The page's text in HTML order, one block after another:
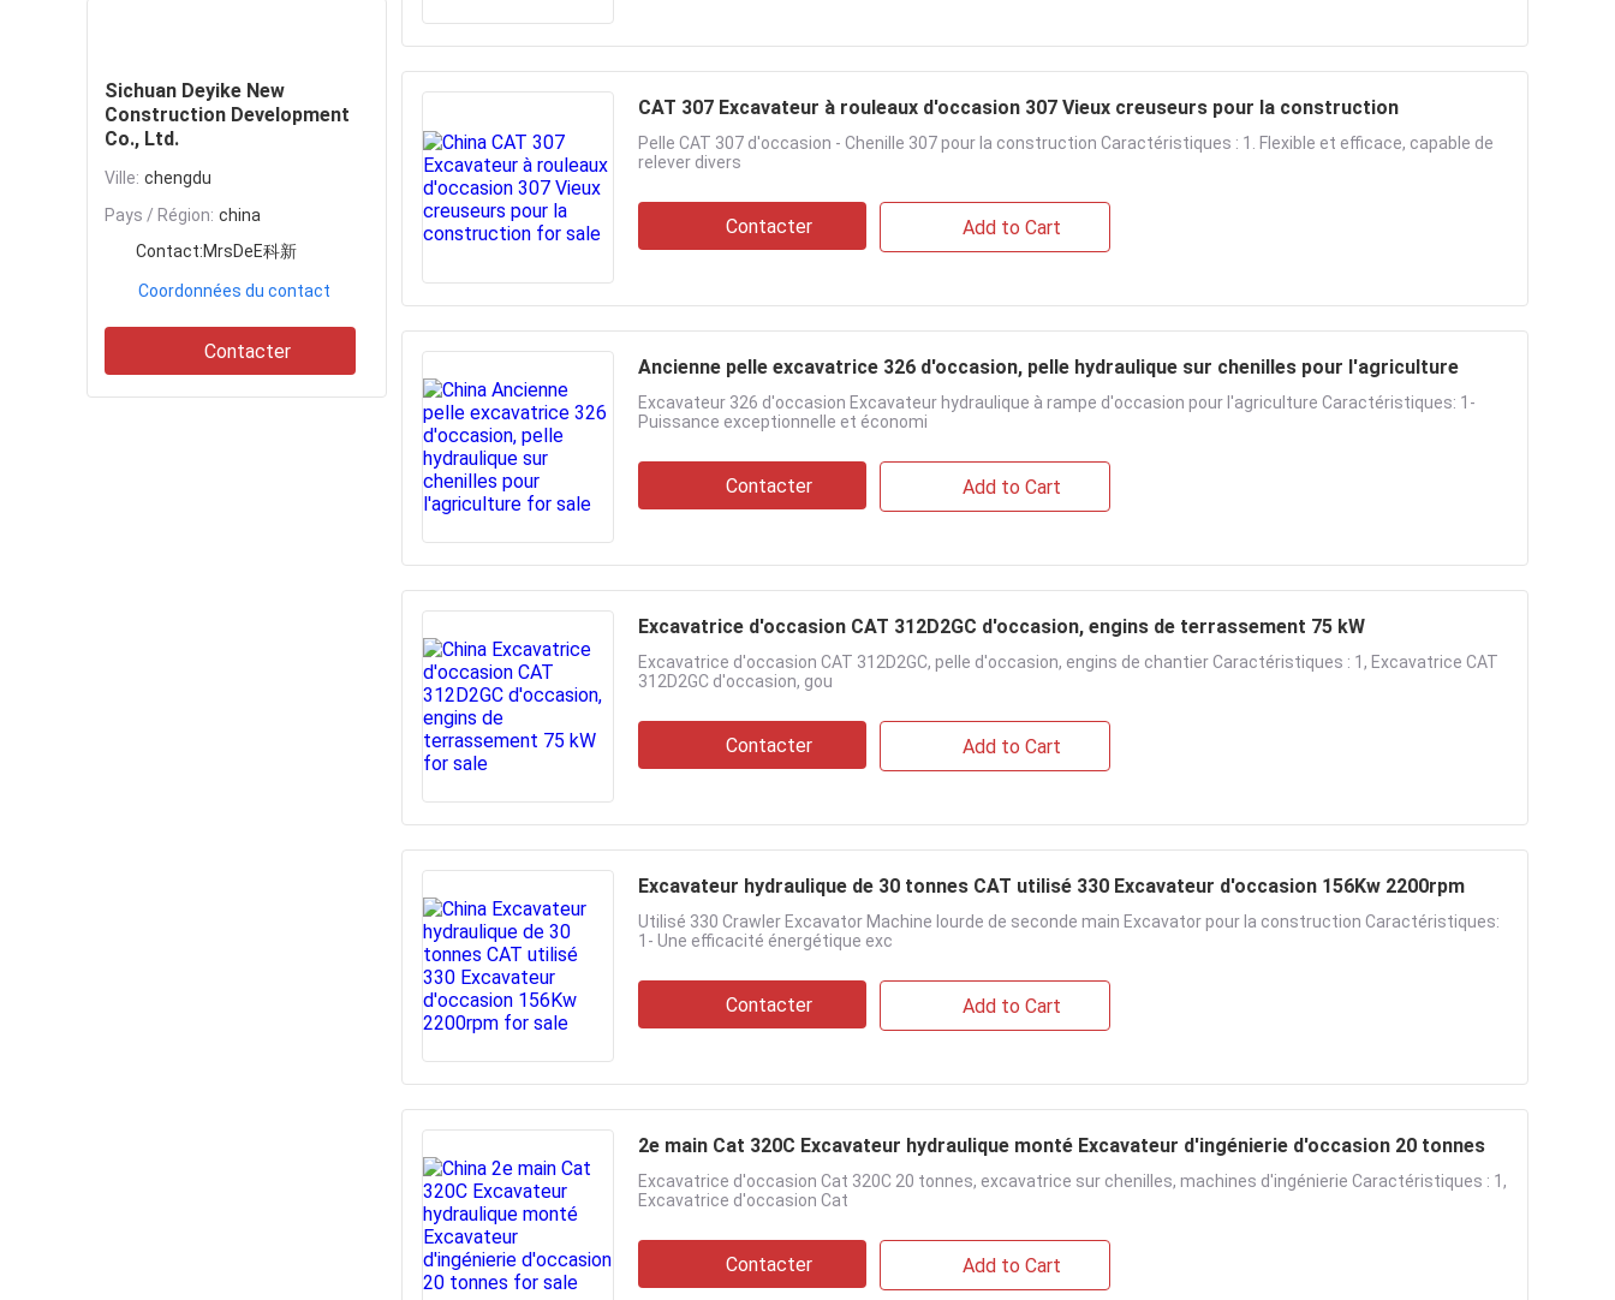
Sichuan Deyike New
Construction Development
Co., Ltd.
Ville: chengdu
Pays / Région: china
Contact:MrsDeE科新
Coordonnées du contact
Contacter
CAT 307 Excavateur à rouleaux d'occasion 307 Vieux creuseurs pour la construction
Pelle CAT 307 d'occasion - Chenille 307 pour la construction Caractéristiques : 1. Flexible et efficace, capable de
relever divers
Contacter Add to Cart
Ancienne pelle excavatrice 326 d'occasion, pelle hydraulique sur chenilles pour l'agriculture
Excavateur 326 d'occasion Excavateur hydraulique à rampe d'occasion pour l'agriculture Caractéristiques: 1-
Puissance exceptionnelle et économi
Contacter Add to Cart
Excavatrice d'occasion CAT 312D2GC d'occasion, engins de terrassement 75 kW
Excavatrice d'occasion CAT 312D2GC, pelle d'occasion, engins de chantier Caractéristiques : 1, Excavatrice CAT
312D2GC d'occasion, gou
Contacter Add to Cart
Excavateur hydraulique de 30 tonnes CAT utilisé 330 Excavateur d'occasion 156Kw 2200rpm
Utilisé 330 Crawler Excavator Machine lourde de seconde main Excavator pour la construction Caractéristiques:
1- Une efficacité énergétique exc
Contacter Add to Cart
2e main Cat 320C Excavateur hydraulique monté Excavateur d'ingénierie d'occasion 20 tonnes
Excavatrice d'occasion Cat 320C 20 tonnes, excavatrice sur chenilles, machines d'ingénierie Caractéristiques : 1,
Excavatrice d'occasion Cat
Contacter Add to Cart